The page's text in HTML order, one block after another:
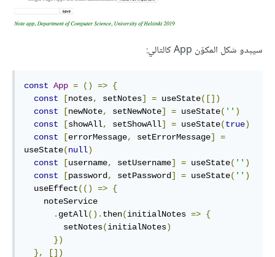
سيبدو شكل المكوّن App كالتالي:
const App = () => {
const
[notes, setNotes] = useState([])
const
[newNote, setNewNote] = useState( '' )
const
[showAll, setShowAll] = useState(true)
const
[errorMessage, setErrorMessage]
=
useState(null)
const
[username, setUsername] = useState( '' )
const
[password , setPassword] = useState( '' )
  useEffect
(() => {
. getAll(). then(initialNotes => {
        setNotes
(initialNotes)
})
},
[])